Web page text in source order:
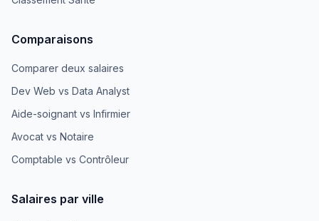
Comparaisons
Comparer deux salaires
Dev Web vs Data Analyst
Aide-soignant vs Infirmier
Avocat vs Notaire
Comptable vs Contrôleur
Salaires par ville